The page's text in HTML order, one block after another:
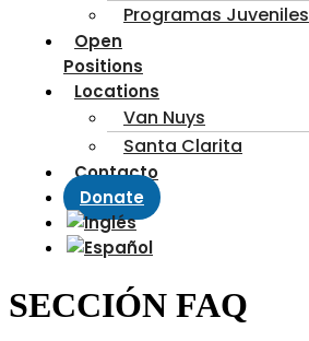
Programas Juveniles
Open
Positions
Locations
Van Nuys
Santa Clarita
Contacto
Donate
SECCIÓN FAQ